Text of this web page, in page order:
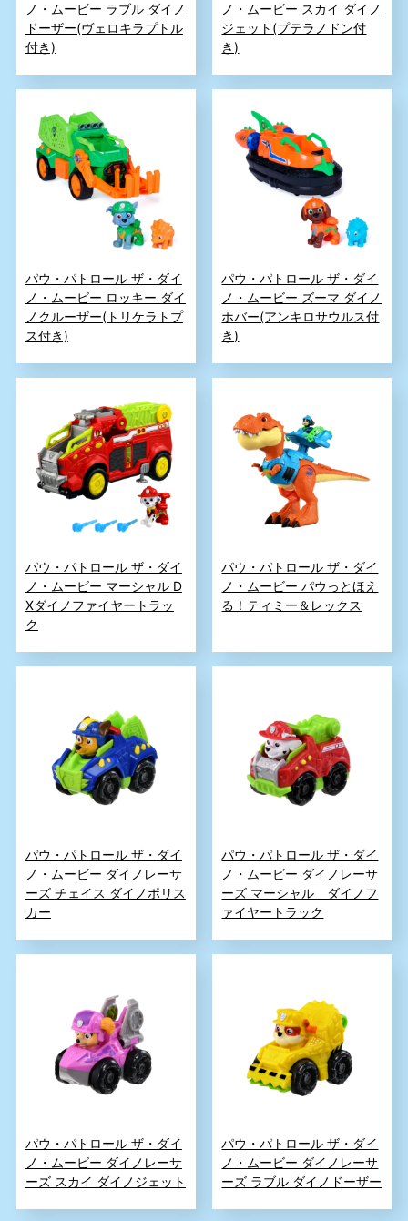
ノ・ムービー ラブル ダイノ
ドーザー(ヴェロキラプトル
付き)
ノ・ムービー スカイ ダイノ
ジェット(プテラノドン付
き)
パウ・パトロール ザ・ダイ
ノ・ムービー ロッキー ダイ
ノクルーザー(トリケラトプ
ス付き)
パウ・パトロール ザ・ダイ
ノ・ムービー ズーマ ダイノ
ホバー(アンキロサウルス付
き)
パウ・パトロール ザ・ダイ
ノ・ムービー マーシャル D
Xダイノファイヤートラッ
ク
パウ・パトロール ザ・ダイ
ノ・ムービー パウっとほえ
る！ティミー＆レックス
パウ・パトロール ザ・ダイ
ノ・ムービー ダイノレーサ
ーズ チェイス ダイノポリス
カー
パウ・パトロール ザ・ダイ
ノ・ムービー ダイノレーサ
ーズ マーシャル ダイノフ
ァイヤートラック
パウ・パトロール ザ・ダイ
ノ・ムービー ダイノレーサ
ーズ スカイ ダイノジェット
パウ・パトロール ザ・ダイ
ノ・ムービー ダイノレーサ
ーズ ラブル ダイノドーザー